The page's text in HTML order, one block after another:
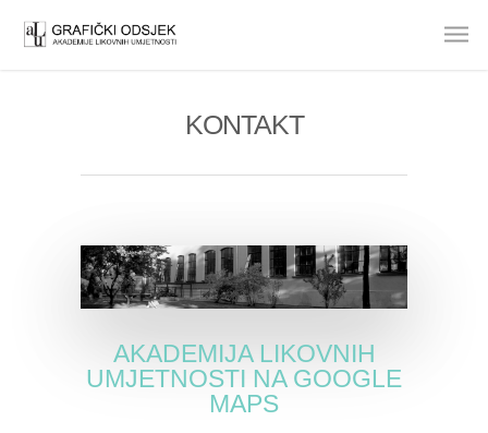
KONTAKT
AKADEMIJA LIKOVNIH
UMJETNOSTI NA GOOGLE
MAPS